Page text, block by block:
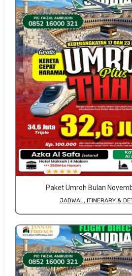
Paket Umroh Bulan
JADWAL, ITINERARY &